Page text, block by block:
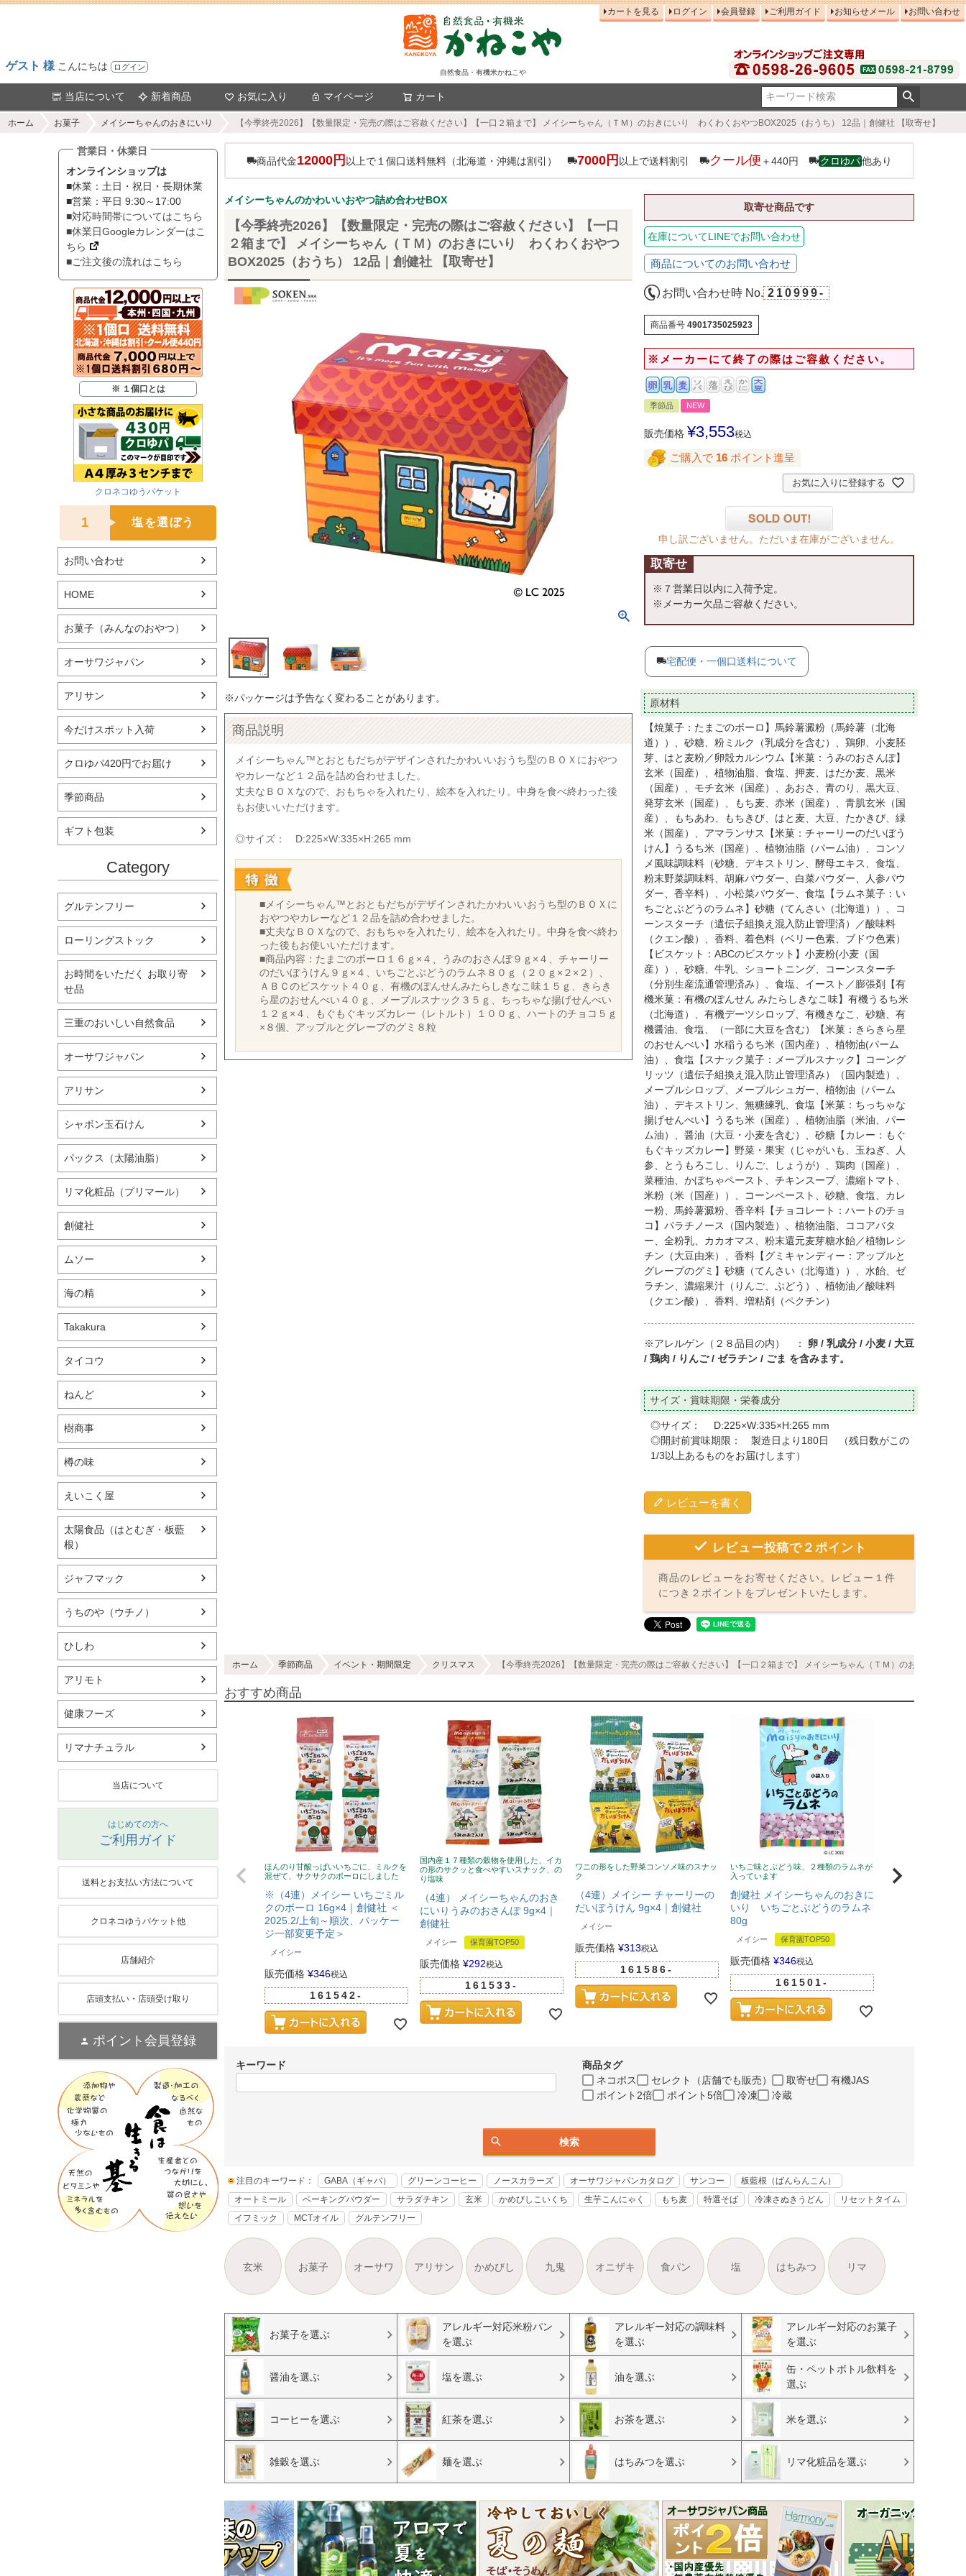
ゲスト 様 こんにちは ログイン
自然食品・有機米かねこや
カートを見る ログイン 会員登録 ご利用ガイド お知らせメール お問い合わせ
当店について 新着商品 お気に入り マイページ カート
ホーム お菓子 メイシーちゃんのおきにいり 【今季終売2026】【数量限定・完売の際はご容赦ください】【一口２箱まで】 メイシーちゃん（ＴＭ）のおきにいり わくわくおやつBOX2025（おうち） 12品｜創健社 【取寄せ】
営業日・休業日
オンラインショップは
■休業：土日・祝日・長期休業
■営業：平日 9:30～17:00
■対応時間帯についてはこちら
■休業日Googleカレンダーはこ
ちら
■ご注文後の流れはこちら
※ １個口とは
クロネコゆうパケット
1 塩を選ぼう
お問い合わせ
HOME
お菓子（みんなのおやつ）
オーサワジャパン
アリサン
今だけスポット入荷
クロゆパ420円でお届け
季節商品
ギフト包装
Category
グルテンフリー
ローリングストック
お時間をいただく お取り寄
せ品
三重のおいしい自然食品
オーサワジャパン
アリサン
シャボン玉石けん
パックス（太陽油脂）
リマ化粧品（プリマール）
創健社
ムソー
海の精
Takakura
タイコウ
ねんど
樹商事
樽の味
えいこく屋
太陽食品（はとむぎ・板藍
根）
ジャフマック
うちのや（ウチノ）
ひしわ
アリモト
健康フーズ
リマナチュラル
当店について
はじめての方へ
ご利用ガイド
送料とお支払い方法について
クロネコゆうパケット他
店舗紹介
店頭支払い・店頭受け取り
ポイント会員登録
商品代金12000円 以上で１個口送料無料（北海道・沖縄は割引） 7000円 以上で送料割引 クール便 ＋440円 クロゆパ他あり
メイシーちゃんのかわいいおやつ詰め合わせBOX
【今季終売2026】【数量限定・完売の際はご容赦ください】【一口
２箱まで】 メイシーちゃん（ＴＭ）のおきにいり わくわくおやつ
BOX2025（おうち） 12品｜創健社 【取寄せ】
※パッケージは予告なく変わることがあります。
商品説明
メイシーちゃん™とおともだちがデザインされたかわいいおうち型のＢＯＸにおやつ
やカレーなど１２品を詰め合わせました。
丈夫なＢＯＸなので、おもちゃを入れたり、絵本を入れたり。中身を食べ終わった後
もお使いいただけます。
◎サイズ： D:225×W:335×H:265 mm
■メイシーちゃん™とおともだちがデザインされたかわいいおうち型のＢＯＸに
おやつやカレーなど１２品を詰め合わせました。
■丈夫なＢＯＸなので、おもちゃを入れたり、絵本を入れたり。中身を食べ終わ
った後もお使いいただけます。
■商品内容：たまごのボーロ１６ｇ×４、うみのおさんぽ９ｇ×４、チャーリー
のだいぼうけん９ｇ×４、いちごとぶどうのラムネ８０ｇ（２０ｇ×２×２）、
ＡＢＣのビスケット４０ｇ、有機のぽんせんみたらしきなこ味１５ｇ、きらき
ら星のおせんべい４０ｇ、メープルスナック３５ｇ、ちっちゃな揚げせんべい
１２ｇ×４、もぐもぐキッズカレー（レトルト）１００ｇ、ハートのチョコ５ｇ
×８個、アップルとグレープのグミ８粒
取寄せ商品です
在庫についてLINEでお問い合わせ
商品についてのお問い合わせ
お問い合わせ時 No. 210999-
商品番号 4901735025923
※メーカーにて終了の際はご容赦ください。
季節品 NEW
販売価格 ¥3,553税込
ご購入で 16 ポイント進呈
お気に入りに登録する
申し訳ございません。ただいま在庫がございません。
取寄せ
※７営業日以内に入荷予定。
※メーカー欠品ご容赦ください。
宅配便・一個口送料について
原材料
【焼菓子：たまごのボーロ】馬鈴薯澱粉（馬鈴薯（北海
道））、砂糖、粉ミルク（乳成分を含む）、鶏卵、小麦胚
芽、はと麦粉／卵殻カルシウム【米菓：うみのおさんぽ】
玄米（国産）、植物油脂、食塩、押麦、はだか麦、黒米
（国産）、モチ玄米（国産）、あおさ、青のり、黒大豆、
発芽玄米（国産）、もち麦、赤米（国産）、青肌玄米（国
産）、もちあわ、もちきび、はと麦、大豆、たかきび、緑
米（国産）、アマランサス【米菓：チャーリーのだいぼう
けん】うるち米（国産）、植物油脂（パーム油）、コンソ
メ風味調味料（砂糖、デキストリン、酵母エキス、食塩、
粉末野菜調味料、胡麻パウダー、白菜パウダー、人参パウ
ダー、香辛料）、小松菜パウダー、食塩【ラムネ菓子：い
ちごとぶどうのラムネ】砂糖（てんさい（北海道））、コ
ーンスターチ（遺伝子組換え混入防止管理済）／酸味料
（クエン酸）、香料、着色料（ベリー色素、ブドウ色素）
【ビスケット：ABCのビスケット】小麦粉(小麦（国
産））、砂糖、牛乳、ショートニング、コーンスターチ
（分別生産流通管理済み）、食塩、イースト／膨張剤【有
機米菓：有機のぽんせん みたらしきなこ味】有機うるち米
（北海道）、有機デーツシロップ、有機きなこ、砂糖、有
機醤油、食塩、（一部に大豆を含む）【米菓：きらきら星
のおせんべい】水稲うるち米（国内産）、植物油(パーム
油）、食塩【スナック菓子：メープルスナック】コーング
リッツ（遺伝子組換え混入防止管理済み）（国内製造）、
メープルシロップ、メープルシュガー、植物油（パーム
油）、デキストリン、無糖練乳、食塩【米菓：ちっちゃな
揚げせんべい】うるち米（国産）、植物油脂（米油、パー
ム油）、醤油（大豆・小麦を含む）、砂糖【カレー：もぐ
もぐキッズカレー】野菜・果実（じゃがいも、玉ねぎ、人
参、とうもろこし、りんご、しょうが）、鶏肉（国産）、
菜種油、かぼちゃペースト、チキンスープ、濃縮トマト、
米粉（米（国産））、コーンペースト、砂糖、食塩、カレ
ー粉、馬鈴薯澱粉、香辛料【チョコレート：ハートのチョ
コ】パラチノース（国内製造）、植物油脂、ココアバタ
ー、全粉乳、カカオマス、粉末還元麦芽糖水飴／植物レシ
チン（大豆由来）、香料【グミキャンディー：アップルと
グレープのグミ】砂糖（てんさい（北海道））、水飴、ゼ
ラチン、濃縮果汁（りんご、ぶどう）、植物油／酸味料
（クエン酸）、香料、増粘剤（ペクチン）
※アレルゲン（２８品目の内） ： 卵 / 乳成分 / 小麦 / 大豆
/ 鶏肉 / りんご / ゼラチン / ごま を含みます。
サイズ・賞味期限・栄養成分
◎サイズ： D:225×W:335×H:265 mm
◎開封前賞味期限： 製造日より180日 （残日数がこの
1/3以上あるものをお届けします）
レビューを書く
レビュー投稿で２ポイント
商品のレビューをお寄せください。レビュー１件
につき２ポイントをプレゼントいたします。
ホーム 季節商品 イベント・期間限定 クリスマス 【今季終売2026】【数量限定・完売の際はご容赦ください】【一口２箱まで】 メイシーちゃん（ＴＭ）のおきにいり
おすすめ商品
ほんのり甘酸っぱいいちごに、ミルクを
混ぜて、サクサクのボーロにしました
※（4連）メイシー いちごミル
クのボーロ 16g×4｜創健社 ＜
2025.2/上旬～順次、パッケー
ジ一部変更予定＞
メイシー
販売価格 ¥346税込
161542-
国内産１７種類の穀物を使用した、イカ
の形のサクッと食べやすいスナック、の
り塩味
（4連） メイシーちゃんのおき
にいりうみのおさんぽ 9g×4｜
創健社
メイシー 保育園TOP50
販売価格 ¥292税込
161533-
ワニの形をした野菜コンソメ味のスナッ
ク
（4連）メイシー チャーリーの
だいぼうけん 9g×4｜創健社
メイシー
販売価格 ¥313税込
161586-
いちご味とぶどう味、２種類のラムネが
入っています
創健社 メイシーちゃんのおきに
いり いちごとぶどうのラムネ
80g
メイシー 保育園TOP50
販売価格 ¥346税込
161501-
国内産牛乳で生地を
ベットの形に焼き上
キーワード
商品タグ
ネコポス
セレクト（店舗でも販売） 取寄せ
有機JAS
ポイント2倍
ポイント5倍 冷凍 冷蔵
検索
注目のキーワード： GABA（ギャバ） グリーンコーヒー ノースカラーズ オーサワジャパンカタログ サンコー
板藍根（ばんらんこん）
オートミール
ベーキングパウダー サラダチキン 玄米 かめびしこいくち 生芋こんにゃく もち麦 特選そば 冷凍さぬきうどん
リセットタイム
イフミック
MCTオイル グルテンフリー
玄米 お菓子 オーサワ アリサン かめびし 九鬼 オニザキ 食パン 塩 はちみつ リマ
お菓子を選ぶ
アレルギー対応米粉パン
を選ぶ
アレルギー対応の調味料
を選ぶ
アレルギー対応のお菓子
を選ぶ
醤油を選ぶ 塩を選ぶ 油を選ぶ
缶・ペットボトル飲料を
選ぶ
コーヒーを選ぶ 紅茶を選ぶ お茶を選ぶ 米を選ぶ
雑穀を選ぶ 麺を選ぶ はちみつを選ぶ リマ化粧品を選ぶ